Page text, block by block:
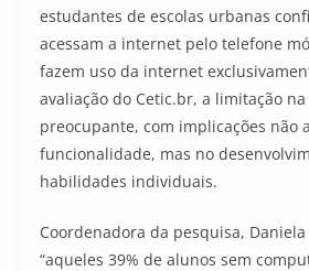
estudantes de escolas urbanas
acessam a internet pelo telefone
fazem uso da internet
avaliação do Cetic.br, a limitação
preocupante, com implicações não
funcionalidade, mas no
habilidades individuais.
Coordenadora da pesquisa,
“aqueles 39% de alunos sem